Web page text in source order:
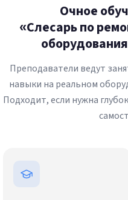
Очное
«Слесарь по
Преподаватели ведут
навыки на реальном
Подходит, если нужна